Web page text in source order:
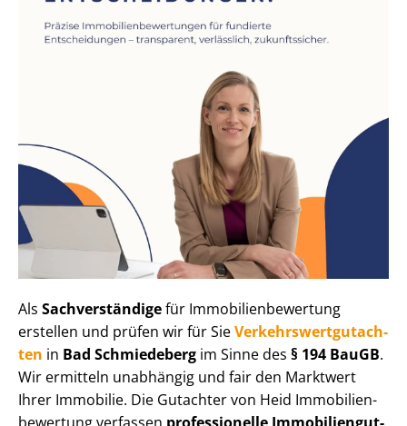
Als Sachverständigefür Im­mo­bi­li­en­be­wer­tung
erstellen und prüfen wir für SieVer­kehrs­wert­gut­ach­
ten in Bad Schmiedeberg im Sinne des § 194 BauGB.
Wir ermitteln unabhängig und fair den Marktwert
Ihrer Immobilie. Die Gutachter von Heid Im­mo­bi­li­en­